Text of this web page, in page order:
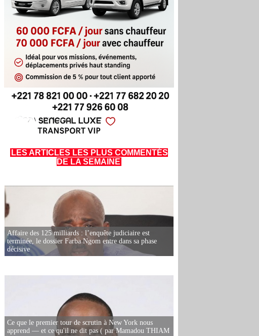
LES ARTICLES LES PLUS COMMENTÉS
DE LA SEMAINE
Affaire des 125 milliards : l’enquête judiciaire est
terminée, le dossier Farba Ngom entre dans sa phase
décisive
Ce que le premier tour de scrutin à New York nous
apprend — et ce qu'il ne dit pas ( par Mamadou THIAM